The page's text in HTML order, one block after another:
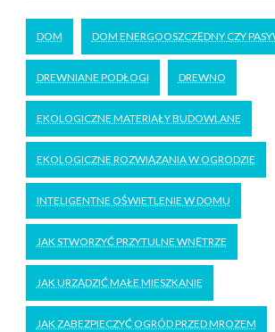
DOM DOM ENERGOOSZCZĘDNY CZY
DREWNIANE PODŁOGI DREWNO
EKOLOGICZNE MATERIAŁY BUDOWLANE
EKOLOGICZNE ROZWIĄZANIA W OGRODZIE
INTELIGENTNE OŚWIETLENIE W DOMU
JAK STWORZYĆ PRZYTULNE WNĘTRZE
JAK URZĄDZIĆ MAŁE MIESZKANIE
JAK ZABEZPIECZYĆ OGRÓD PRZED MROZEM